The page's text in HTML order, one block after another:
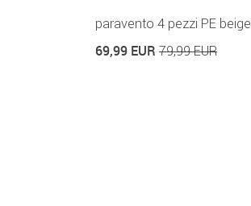
paravento 4 pezzi PE beige
69,99 EUR 79,99 EUR